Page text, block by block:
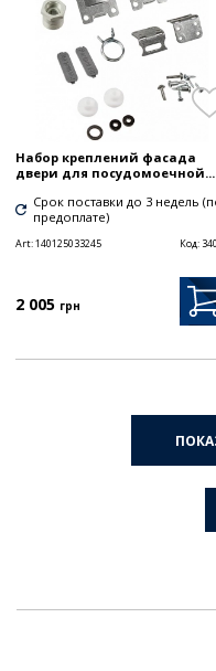
Набор креплений фасада
двери для посудомоечной...
Срок поставки до 3 недель
предоплате)
Art:140125033245 Код:
2 005 грн